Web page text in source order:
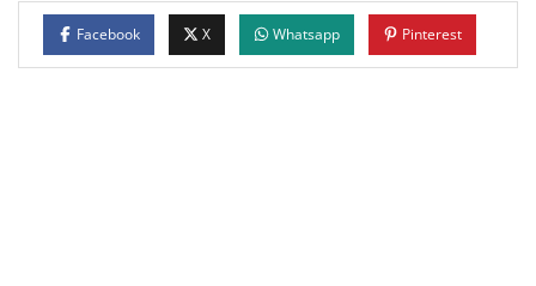
Facebook X Whatsapp Pinterest